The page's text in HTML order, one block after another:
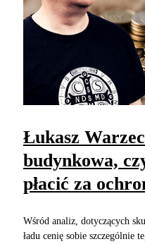
Łukasz
budynkowa,
płacić za
Wśród analiz, dotyczących
ładu cenię sobie szczególnie